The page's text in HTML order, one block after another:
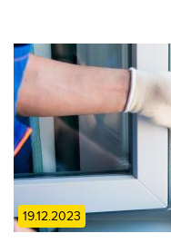
19.12.2023